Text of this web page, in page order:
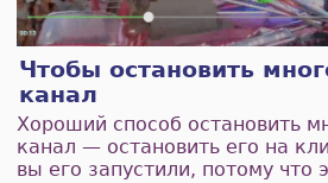
Чтобы остановить
канал
Хороший способ остановить
канал — остановить его на
вы его запустили, потому что